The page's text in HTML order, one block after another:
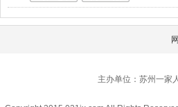
主办单位：苏州一家